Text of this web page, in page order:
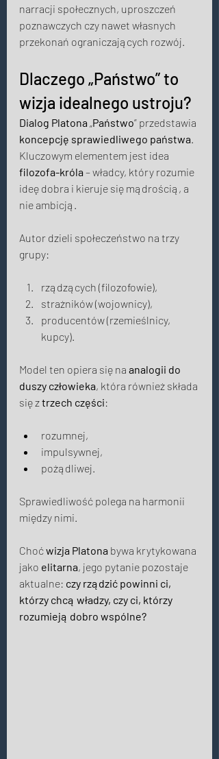
narracji społecznych, uproszczeń
poznawczych czy nawet własnych
przekonań ograniczających rozwój.
Dlaczego „Państwo” to
wizja idealnego ustroju?
Dialog Platona „Państwo” przedstawia
koncepcję sprawiedliwego państwa.
Kluczowym elementem jest idea
filozofa-króla – władcy, który rozumie
ideę dobra i kieruje się mądrością, a
nie ambicją.
Autor dzieli społeczeństwo na trzy
grupy:
rządzących (filozofowie),
strażników (wojownicy),
producentów (rzemieślnicy,
kupcy).
Model ten opiera się na analogii do
duszy człowieka, która również składa
się z trzech części:
rozumnej,
impulsywnej,
pożądliwej.
Sprawiedliwość polega na harmonii
między nimi.
Choć wizja Platona bywa krytykowana
jako elitarna, jego pytanie pozostaje
aktualne: czy rządzić powinni ci,
którzy chcą władzy, czy ci, którzy
rozumieją dobro wspólne?